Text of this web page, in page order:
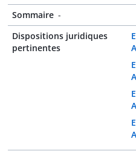
Sommaire -
Dispositions juridiques
pertinentes